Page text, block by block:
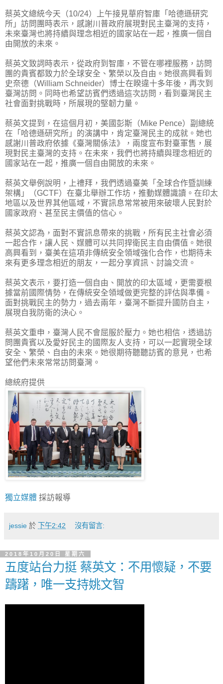
蔡英文總統今天（10/24）上午接見華府智庫「哈德遜研究
所」訪問團時表示，感謝川普政府展現對民主臺灣的支持，
未來臺灣也將持續與理念相近的國家站在一起，推廣一個自
由開放的未來。
蔡英文致詞時表示，從政府到智庫，不管在哪裡服務，訪問
團的貴賓都致力於全球安全、繁榮以及自由。她很高興看到
史奈德（William Schneider）博士在睽違十多年後，再次到
臺灣訪問。同時也希望訪賓們透過這次訪問，看到臺灣民主
社會面對挑戰時，所展現的堅韌力量。
蔡英文提到，在這個月初，美國彭斯（Mike Pence）副總統
在「哈德遜研究所」的演講中，肯定臺灣民主的成就。她也
感謝川普政府依據《臺灣關係法》，兩度宣布對臺軍售，展
現對民主臺灣的支持。在未來，我們也將持續與理念相近的
國家站在一起，推廣一個自由開放的未來。
蔡英文舉例說明，上禮拜，我們透過臺美「全球合作暨訓練
架構」（GCTF）在臺北舉辦工作坊，推動媒體識讀。在印太
地區以及世界其他區域，不實訊息常常被用來破壞人民對於
國家政府、甚至民主價值的信心。
蔡英文認為，面對不實訊息帶來的挑戰，所有民主社會必須
一起合作，讓人民、媒體可以共同捍衛民主自由價值。她很
高興看到，臺美在這項非傳統安全領域強化合作，也期待未
來有更多理念相近的朋友，一起分享資訊、討論交流。
蔡英文表示，要打造一個自由、開放的印太區域，更需要根
據當前國際情勢，在傳統安全領域做更完整的評估與準備。
面對挑戰民主的勢力，過去兩年，臺灣不斷提升國防自主，
展現自我防衛的決心。
蔡英文重申，臺灣人民不會屈服於壓力。她也相信，透過訪
問團貴賓以及愛好民主的國際友人支持，可以一起實現全球
安全、繁榮、自由的未來。她很期待聽聽訪賓的意見，也希
望他們未來常常訪問臺灣。
總統府提供
獨立媒體 採訪報導
jessie 於 下午2:42 沒有留言:
2018年10月20日 星期六
五度站台力挺 蔡英文：不用懷疑，不要
躊躇，唯一支持姚文智